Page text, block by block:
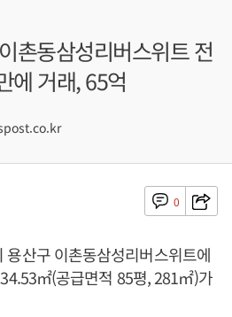
촌동삼성리버스위트 전
에 거래, 65억
0
용산구 이촌동삼성리버스위트에
㎡(공급면적 85평, 281㎡)가